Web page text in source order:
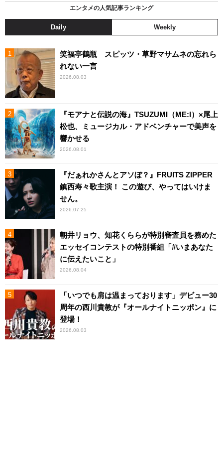
エンタメの人気記事ランキング
Daily Weekly
笑福亭鶴瓶 スピッツ・草野マサムネの忘れら
れない一言
2026.08.03
『モアナと伝説の海』TSUZUMI（ME:I）×尾上
松也、ミュージカル・アドベンチャーで美声を
響かせる
2026.08.01
『だぁれかさんとアソぼ？』FRUITS ZIPPER
鎮西寿々歌主演！ この遊び、やってはいけま
せん。
2026.07.25
朝井リョウ、知花くららが特別審査員を務めた
エッセイコンテストの特別番組「#いまあなた
に伝えたいこと」
2026.08.04
「いつでも肩は温まっております」デビュー30
周年の西川貴教が『オールナイトニッポン』に
登場！
2026.08.03